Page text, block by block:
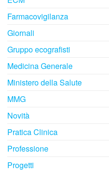
Farmacovigilanza
Giornali
Gruppo ecografisti
Medicina Generale
Ministero della Salute
MMG
Novità
Pratica Clinica
Professione
Progetti